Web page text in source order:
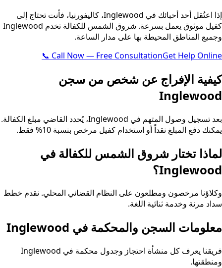
إذا اعتُقل أحد أحبائك في Inglewood، كاليفورنيا، فأنت تحتاج إلى
كفيل موثوق يعمل بسرعة. شروق الشمس للكفالة تخدم Inglewood
وجميع المناطق المحيطة بها على مدار الساعة.
📞 Call Now — Free ConsultationGet Help Online
كيفية الإفراج عن شخص من سجن
Inglewood
بعد تسجيل وصول المتهم في Inglewood، يُحدد القاضي مبلغ الكفالة.
يمكنك دفع المبلغ نقداً أو استخدام كفيل مرخص بنسبة 10% فقط.
لماذا تختار شروق الشمس للكفالة في
Inglewood؟
وكلاؤنا مرخصون ومطلعون على النظام القضائي المحلي. نقدم خطط
سداد مرنة وخدمة ثنائية اللغة.
معلومات السجن والمحكمة في Inglewood
فريقنا يعرف كل منشأة احتجاز وجدول محكمة في Inglewood
ومنطقتها.